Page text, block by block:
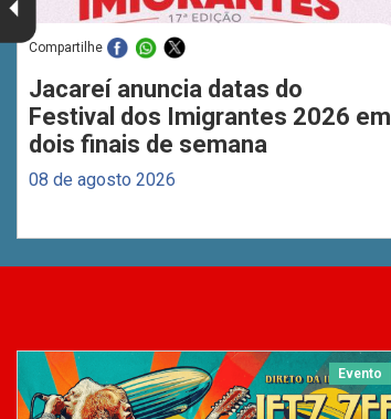
Compartilhe
Jacareí anuncia datas do
Festival dos Imigrantes 2026 em
dois finais de semana
08 de agosto 2026
Evento